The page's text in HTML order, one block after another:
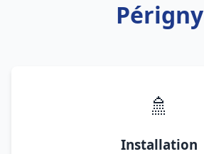
Périgny
🚿
Installation